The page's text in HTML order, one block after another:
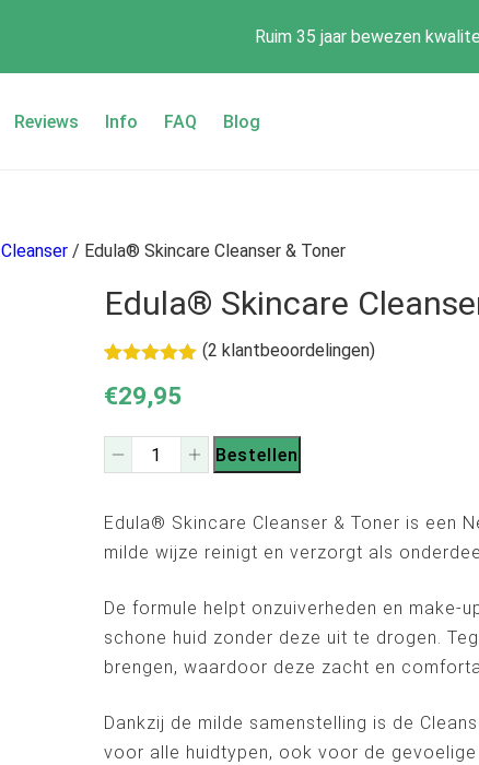
Ruim 35 jaar bewezen
Reviews Info FAQ Blog
Cleanser / Edula® Skincare Cleanser & Toner
Edula® Skincare
5.00op 5
gebaseerd
waarderingen
(2 klantbeoordelingen)
€29,95
Edula®
Skincare
Toner
aantal
Bestellen
Edula® Skincare Cleanser & Toner is een
milde wijze reinigt en verzorgt als
De formule helpt onzuiverheden en make-
schone huid zonder deze uit te drogen.
brengen, waardoor deze zacht en
Dankzij de milde samenstelling is de
voor alle huidtypen, ook voor de